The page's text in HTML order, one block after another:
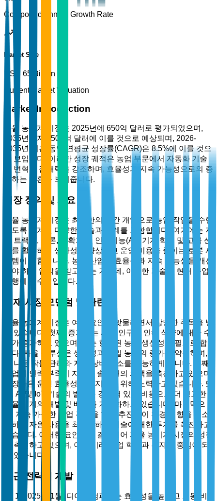
Compound Annual Growth Rate
Market Size
USD 65 Billion
Current Market Valuation
Market Introduction
자율 농기계 시장은 2025년에 650억 달러로 평가되었으며,
2035년까지 1500억 달러에 이를 것으로 예상되며, 2026-
2035년 기간 동안 연평균 성장률(CAGR)은 8.5%에 이를 것으
로 보입니다. 이러한 성장 궤적은 농업 부문에서 자동화 기술
의 변혁적 잠재력을 강조하며, 효율성과 지속 가능성으로의 증
가하는 전환을 보여줍니다.
시장 정의 및 개요
자율 농기계 시장은 최소한의 인간 개입으로 농업 작업을 수행
하도록 설계된 다양한 기술과 기계를 포함합니다. 여기에는 자
율 트랙터, 드론, 수확기 및 인공지능(AI), 기계 학습 및 고급 센
서를 활용하여 생산성을 향상하고 운영 비용을 줄이는 로봇 시
스템이 포함됩니다. 농업 산업이 효율성과 지속 가능성을 개선
해야 하는 압박을 받고 있는 가운데, 이러한 기술은 현대 농업
관행에 필수적입니다.
현재 시장 모멘텀 및 관련성
자율 농기계 시장은 여러 요인이 맞물리면서 상당한 주목을 받
고 있습니다. 첫째, 증가하는 세계 인구로 인해 식량에 대한 수
요가 증가하고 있으며, 이는 향상된 농업 생산성을 필요로 합
니다. 자율 솔루션은 생산성과 정밀 농업의 증가를 약속하며,
더 나은 작물 관리와 자원 낭비 감소를 가능하게 합니다. 둘째,
농업의 인력 부족이 자동화 솔루션의 채택을 촉진하고 있으며,
농장들은 운영 효율성을 유지하기 위해 노력하고 있습니다. 또
한, AI 및 IoT 기술의 발전은 경쟁력 있는 비용으로 더 정교한
자율 기계의 개발 및 배치를 가속화하고 있습니다. 마지막으
로, 지속 가능한 농업 관행을 향한 추진력이 환경 영향을 최소
화하고 자원 사용을 최적화하는 기술에 대한 투자를 촉진하고
있습니다. 이러한 요인들이 결합되어 자율 농기계 시장의 성장
을 촉진하고 있으며, 이는 미래 농업 혁신과 투자에 중심이 되
고 있습니다.
최근 전략적 개발
2025년 1월, 디어 & 컴퍼니는 효율성을 높이고 노동 비